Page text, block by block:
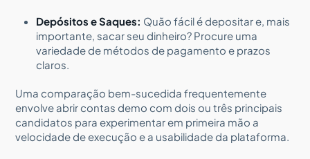
Depósitos e Saques: Quão fácil é depositar e, mais
importante, sacar seu dinheiro? Procure uma
variedade de métodos de pagamento e prazos
claros.
Uma comparação bem-sucedida frequentemente
envolve abrir contas demo com dois ou três principais
candidatos para experimentar em primeira mão a
velocidade de execução e a usabilidade da plataforma.